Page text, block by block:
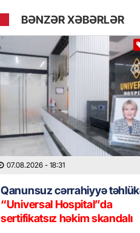
BƏNZƏR XƏBƏRLƏR
07.08.2026 - 18:31
Qanunsuz cərrahiyyə
“Universal Hospital”da
sertifikatsız həkim skandalı